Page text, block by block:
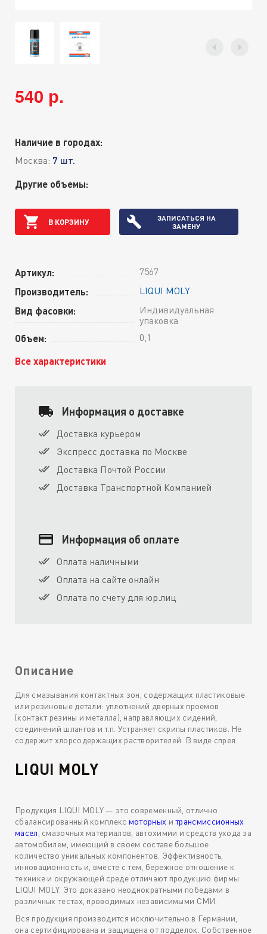
540 р.
Наличие в городах:
Москва: 7 шт.
Другие объемы:
В КОРЗИНУ
ЗАПИСАТЬСЯ НА
ЗАМЕНУ
Артикул: 7567
Производитель: LIQUI MOLY
Вид фасовки:
Индивидуальная
упаковка
Объем: 0,1
Все характеристики
Информация о доставке
Доставка курьером
Экспресс доставка по Москве
Доставка Почтой России
Доставка Транспортной Компанией
Информация об оплате
Оплата наличными
Оплата на сайте онлайн
Оплата по счету для юр.лиц
Описание
Для смазывания контактных зон, содержащих пластиковые
или резиновые детали: уплотнений дверных проемов
(контакт резины и металла), направляющих сидений,
соединений шлангов и т.п. Устраняет скрипы пластиков. Не
содержит хлорсодержащих растворителей. В виде спрея.
LIQUI MOLY
Продукция LIQUI MOLY — это современный, отлично
сбалансированный комплекс моторных итрансмиссионных
масел , смазочных материалов, автохимии и средств ухода за
автомобилем, имеющий в своем составе большое
количество уникальных компонентов. Эффективность,
инновационность и, вместе с тем, бережное отношение к
технике и окружающей среде отличают продукцию фирмы
LIQUI MOLY. Это доказано неоднократными победами в
различных тестах, проводимых независимыми СМИ.
Вся продукция производится исключительно в Германии,
она сертифицирована и защищена от подделок. Собственное